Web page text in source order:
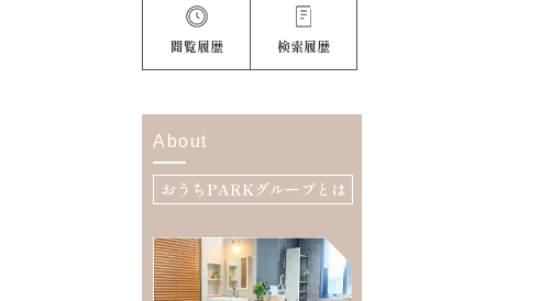
閲覧履歴 検索履歴
About
おうちPARKグループとは